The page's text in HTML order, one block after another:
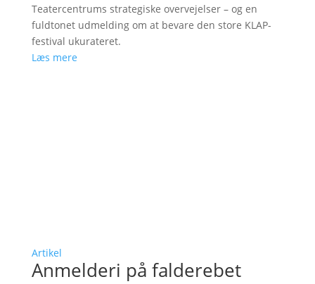
Teatercentrums strategiske overvejelser – og en
fuldtonet udmelding om at bevare den store KLAP-
festival ukurateret.
Læs mere
Artikel
Anmelderi på falderebet